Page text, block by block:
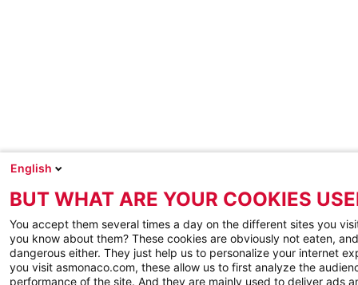
English
BUT WHAT ARE YOUR COOKIES
You accept them several times a day on the different sites you
you know about them? These cookies are obviously not eaten,
dangerous either. They just help us to personalize your internet
you visit asmonaco.com, these allow us to first analyze the
performance of the site. And they are mainly used to deliver ads